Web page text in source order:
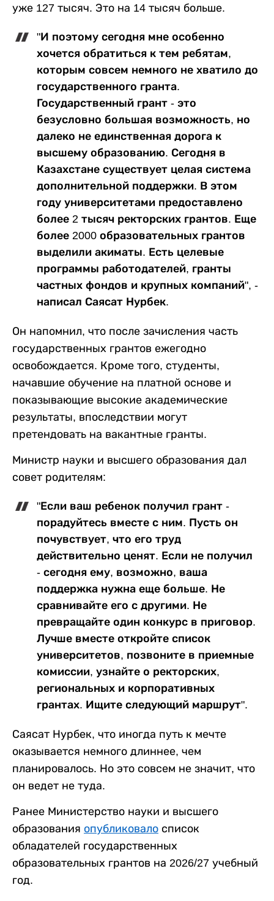
уже 127 тысяч. Это на 14 тысяч больше.
"И поэтому сегодня мне особенно
хочется обратиться к тем ребятам,
которым совсем немного не хватило до
государственного гранта.
Государственный грант - это
безусловно большая возможность, но
далеко не единственная дорога к
высшему образованию. Сегодня в
Казахстане существует целая система
дополнительной поддержки. В этом
году университетами предоставлено
более 2 тысяч ректорских грантов. Еще
более 2000 образовательных грантов
выделили акиматы. Есть целевые
программы работодателей, гранты
частных фондов и крупных компаний", -
написал Саясат Нурбек.
Он напомнил, что после зачисления часть
государственных грантов ежегодно
освобождается. Кроме того, студенты,
начавшие обучение на платной основе и
показывающие высокие академические
результаты, впоследствии могут
претендовать на вакантные гранты.
Министр науки и высшего образования дал
совет родителям:
"Если ваш ребенок получил грант -
порадуйтесь вместе с ним. Пусть он
почувствует, что его труд
действительно ценят. Если не получил
- сегодня ему, возможно, ваша
поддержка нужна еще больше. Не
сравнивайте его с другими. Не
превращайте один конкурс в приговор.
Лучше вместе откройте список
университетов, позвоните в приемные
комиссии, узнайте о ректорских,
региональных и корпоративных
грантах. Ищите следующий маршрут".
Саясат Нурбек, что иногда путь к мечте
оказывается немного длиннее, чем
планировалось. Но это совсем не значит, что
он ведет не туда.
Ранее Министерство науки и высшего
образования опубликовало список
обладателей государственных
образовательных грантов на 2026/27 учебный
год.